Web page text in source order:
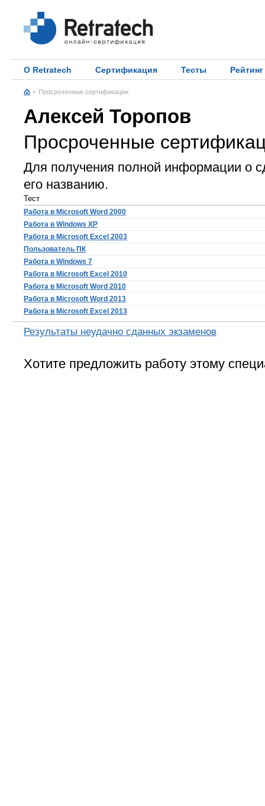
О Retratech Сертификация Тесты Рейтинг
Просроченные сертификации
Алексей Торопов
Просроченные
Для получения полной информации о
его названию.
Тест
Работа в Microsoft Word 2000
Работа в Windows XP
Работа в Microsoft Excel 2003
Пользователь ПК
Работа в Windows 7
Работа в Microsoft Excel 2010
Работа в Microsoft Word 2010
Работа в Microsoft Word 2013
Работа в Microsoft Excel 2013
Результаты неудачно сданных экзаменов
Хотите предложить работу этому